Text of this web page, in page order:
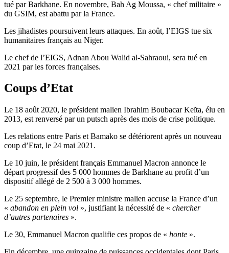
tué par Barkhane. En novembre, Bah Ag Moussa, « chef militaire »
du GSIM, est abattu par la France.
Les jihadistes poursuivent leurs attaques. En août, l’EIGS tue six
humanitaires français au Niger.
Le chef de l’EIGS, Adnan Abou Walid al-Sahraoui, sera tué en
2021 par les forces françaises.
Coups d’Etat
Le 18 août 2020, le président malien Ibrahim Boubacar Keïta, élu en
2013, est renversé par un putsch après des mois de crise politique.
Les relations entre Paris et Bamako se détériorent après un nouveau
coup d’Etat, le 24 mai 2021.
Le 10 juin, le président français Emmanuel Macron annonce le
départ progressif des 5 000 hommes de Barkhane au profit d’un
dispositif allégé de 2 500 à 3 000 hommes.
Le 25 septembre, le Premier ministre malien accuse la France d’un
« abandon en plein vol », justifiant la nécessité de « chercher
d’autres partenaires ».
Le 30, Emmanuel Macron qualifie ces propos de « honte ».